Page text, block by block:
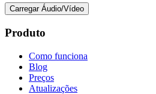
Carregar Áudio/Vídeo
Produto
Como funciona
Blog
Preços
Atualizações